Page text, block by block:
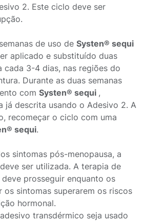
2. Este ciclo deve ser
de uso de Systen® sequi
aplicado e substituído duas
cada 3-4 dias, nas regiões do
Durante as duas semanas
com Systen® sequi ,
já descrita usando o Adesivo 2. A
recomeçar o ciclo com uma
sequi.
sintomas pós-menopausa, a
ser utilizada. A terapia de
prosseguir enquanto os
os sintomas superarem os riscos
hormonal.
transdérmico seja usado